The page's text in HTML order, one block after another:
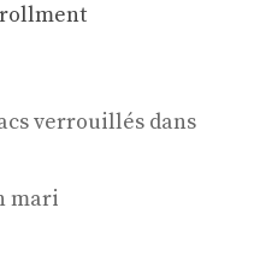
verrouillés dans
mari